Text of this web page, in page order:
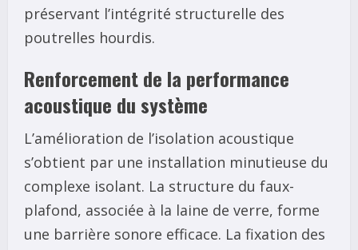
préservant l’intégrité structurelle des
poutrelles hourdis.
Renforcement de la performance
acoustique du système
L’amélioration de l’isolation acoustique
s’obtient par une installation minutieuse du
complexe isolant. La structure du faux-
plafond, associée à la laine de verre, forme
une barrière sonore efficace. La fixation des